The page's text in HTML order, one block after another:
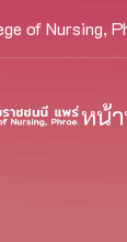
of Nursing,
หน้